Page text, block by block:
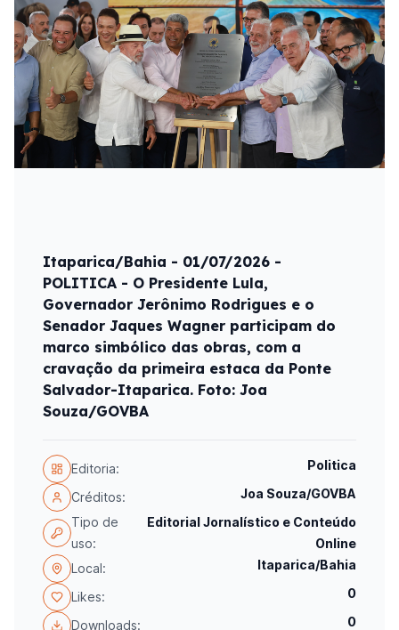
Itaparica/Bahia - 01/07/2026 -
POLITICA - O Presidente Lula,
Governador Jerônimo Rodrigues e o
Senador Jaques Wagner participam do
marco simbólico das obras, com a
cravação da primeira estaca da Ponte
Salvador-Itaparica. Foto: Joa
Souza/GOVBA
Editoria: Politica
Créditos:
Joa Souza/GOVBA
Tipo de
uso:
Editorial Jornalístico e Conteúdo
Online
Local:
Itaparica/Bahia
Likes: 0
Downloads: 0